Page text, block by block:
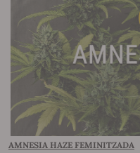
AMNESIA HAZE FEMINITZADA